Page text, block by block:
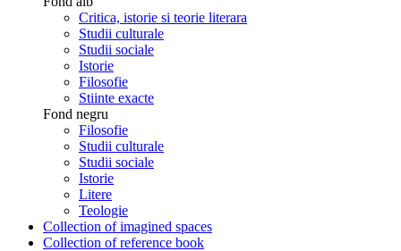
Critica, istorie si teorie literara
Studii culturale
Studii sociale
Istorie
Filosofie
Stiinte exacte
Fond negru
Filosofie
Studii culturale
Studii sociale
Istorie
Litere
Teologie
Collection of imagined spaces
Collection of reference book